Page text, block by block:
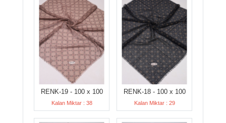
RENK-19 - 100 x 100
Kalan Miktar : 38
RENK-18 - 100 x 100
Kalan Miktar : 29